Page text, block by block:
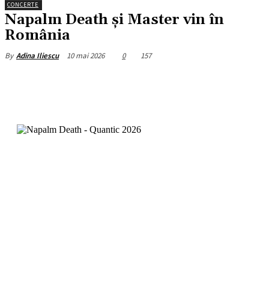
CONCERTE
Napalm Death și Master vin în
România
By Adina Iliescu 10 mai 2026 0 157